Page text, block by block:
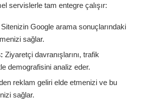
servislerle tam entegre çalışır:
Sitenizin Google arama sonuçlarındaki
sağlar.
Ziyaretçi davranışlarını, trafik
demografisini analiz eder.
reklam geliri elde etmenizi ve bu
sağlar.